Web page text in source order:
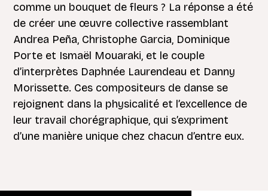
comme un bouquet de fleurs ? La réponse a été
de créer une œuvre collective rassemblant
Andrea Peña, Christophe Garcia, Dominique
Porte et Ismaël Mouaraki, et le couple
d’interprètes Daphnée Laurendeau et Danny
Morissette. Ces compositeurs de danse se
rejoignent dans la physicalité et l’excellence de
leur travail chorégraphique, qui s’expriment
d’une manière unique chez chacun d’entre eux.